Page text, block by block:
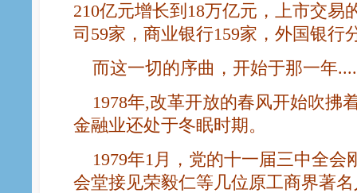
210亿元增长到18万亿元，上市交易
司59家，商业银行159家，外国银行
而这一切的序曲，开始于那一年
1978年,改革开放的春风开始吹拂
金融业还处于冬眠时期。
1979年1月，党的十一届三中全会
会堂接见荣毅仁等几位原工商界著